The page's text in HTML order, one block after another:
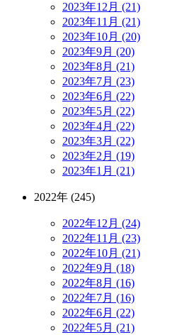
2023年12月 (21)
2023年11月 (21)
2023年10月 (20)
2023年9月 (20)
2023年8月 (21)
2023年7月 (23)
2023年6月 (22)
2023年5月 (22)
2023年4月 (22)
2023年3月 (22)
2023年2月 (19)
2023年1月 (21)
2022年 (245)
2022年12月 (24)
2022年11月 (23)
2022年10月 (21)
2022年9月 (18)
2022年8月 (16)
2022年7月 (16)
2022年6月 (22)
2022年5月 (21)